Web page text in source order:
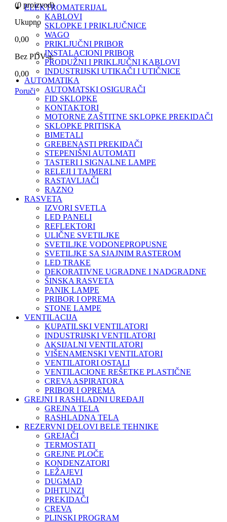
(0 proizvod)
Ukupno
0,00
Bez PDV-a:
0,00
Poruči
ELEKTROMATERIJAL
KABLOVI
SKLOPKE I PRIKLJUČNICE
WAGO
PRIKLJUČNI PRIBOR
INSTALACIONI PRIBOR
PRODUŽNI I PRIKLJUČNI KABLOVI
INDUSTRIJSKI UTIKAČI I UTIČNICE
AUTOMATIKA
AUTOMATSKI OSIGURAČI
FID SKLOPKE
KONTAKTORI
MOTORNE ZAŠTITNE SKLOPKE PREKIDAČI
SKLOPKE PRITISKA
BIMETALI
GREBENASTI PREKIDAČI
STEPENIŠNI AUTOMATI
TASTERI I SIGNALNE LAMPE
RELEJI I TAJMERI
RASTAVLJAČI
RAZNO
RASVETA
IZVORI SVETLA
LED PANELI
REFLEKTORI
ULIČNE SVETILJKE
SVETILJKE VODONEPROPUSNE
SVETILJKE SA SJAJNIM RASTEROM
LED TRAKE
DEKORATIVNE UGRADNE I NADGRADNE
ŠINSKA RASVETA
PANIK LAMPE
PRIBOR I OPREMA
STONE LAMPE
VENTILACIJA
KUPATILSKI VENTILATORI
INDUSTRIJSKI VENTILATORI
AKSIJALNI VENTILATORI
VIŠENAMENSKI VENTILATORI
VENTILATORI OSTALI
VENTILACIONE REŠETKE PLASTIČNE
CREVA ASPIRATORA
PRIBOR I OPREMA
GREJNI I RASHLADNI UREĐAJI
GREJNA TELA
RASHLADNA TELA
REZERVNI DELOVI BELE TEHNIKE
GREJAČI
TERMOSTATI
GREJNE PLOČE
KONDENZATORI
LEŽAJEVI
DUGMAD
DIHTUNZI
PREKIDAČI
CREVA
PLINSKI PROGRAM